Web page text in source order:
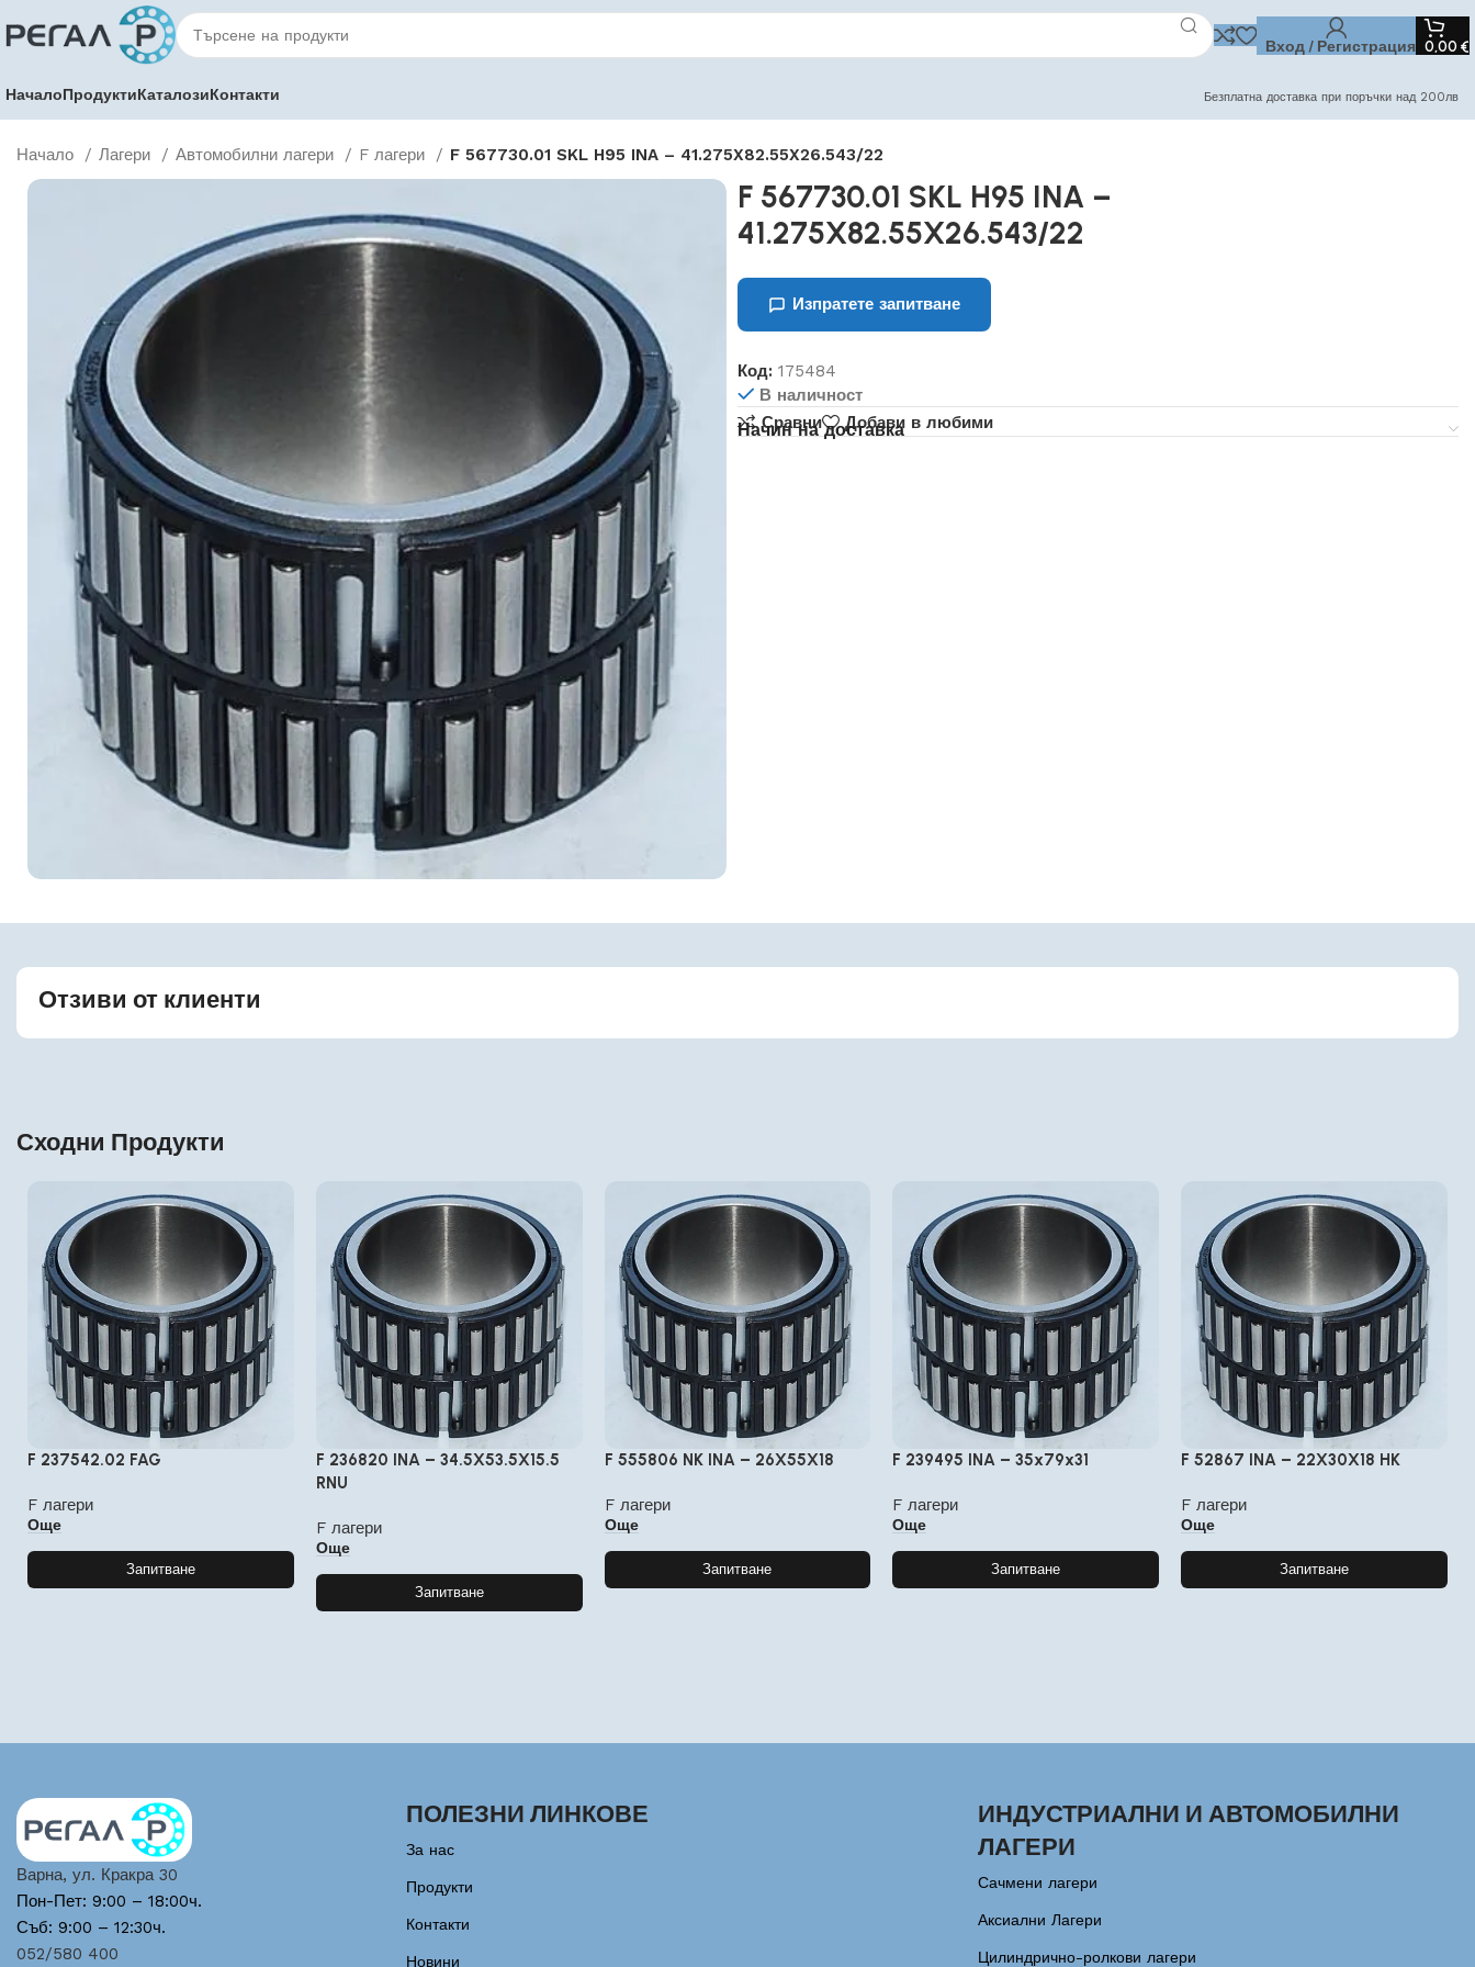
Вход / Регистрация 0,00 €
НачалоПродуктиКаталозиКонтакти Безплатна доставка при поръчки над 200лв
Начало Лагери Автомобилни лагери F лагери F 567730.01 SKL H95 INA – 41.275X82.55X26.543/22
F 567730.01 SKL H95 INA –
41.275X82.55X26.543/22
Изпратете запитване
Код: 175484
В наличност
Сравни
Добави в любими
Начин на доставка
Отзиви от клиенти
Сходни Продукти
F 237542.02 FAG
F лагери
Още
Запитване
F 236820 INA – 34.5X53.5X15.5
RNU
F лагери
Още
Запитване
F 555806 NK INA – 26X55X18
F лагери
Още
Запитване
F 239495 INA – 35x79x31
F лагери
Още
Запитване
F 52867 INA – 22X30X18 HK
F лагери
Още
Запитване
Варна, ул. Кракра 30
Пон-Пет: 9:00 – 18:00ч.
Съб: 9:00 – 12:30ч.
052/580 400
ПОЛЕЗНИ ЛИНКОВЕ
За нас
Продукти
Контакти
Новини
ИНДУСТРИАЛНИ И АВТОМОБИЛНИ
ЛАГЕРИ
Сачмени лагери
Аксиални Лагери
Цилиндрично-ролкови лагери